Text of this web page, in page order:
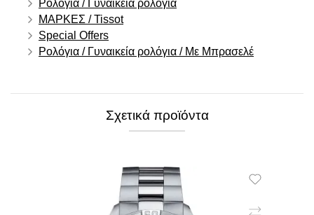
Ρολόγια / Γυναικεία ρολόγια
ΜΑΡΚΕΣ / Tissot
Special Offers
Ρολόγια / Γυναικεία ρολόγια / Με Μπρασελέ
Σχετικά προϊόντα